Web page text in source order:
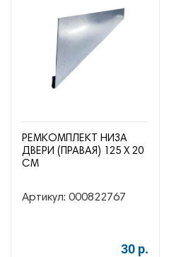
РЕМКОМПЛЕКТ НИЗА
ДВЕРИ (ПРАВАЯ) 125 Х 20
СМ
Артикул: 000822767
30 р.